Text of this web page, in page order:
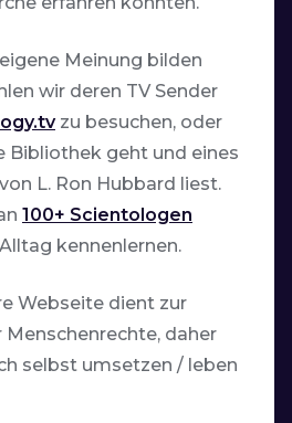
Meinung bilden
wir deren TV Sender
zu besuchen, oder
Bibliothek geht und eines
L. Ron Hubbard liest.
100+ Scientologen
kennenlernen.
Webseite dient zur
daher
selbst umsetzen / leben